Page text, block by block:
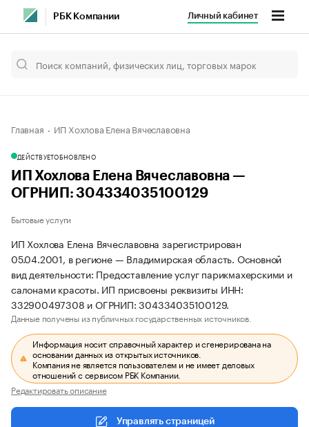
РБК Компании Личный кабинет
Главная ИП Хохлова Елена Вячеславовна
ДЕЙСТВУЕТОБНОВЛЕНО
ИП Хохлова Елена Вячеславовна —
ОГРНИП: 304334035100129
Бытовые услуги
ИП Хохлова Елена Вячеславовна зарегистрирован
05.04.2001, в регионе — Владимирская область. Основной
вид деятельности: Предоставление услуг парикмахерскими и
салонами красоты. ИП присвоены реквизиты ИНН:
332900497308 и ОГРНИП: 304334035100129.
Данные получены из публичных государственных источников.
Информация носит справочный характер и сгенерирована на
основании данных из открытых источников.
Компания не является пользователем и не имеет деловых
отношений с сервисом РБК Компании.
Редактировать описание
Управлять страницей